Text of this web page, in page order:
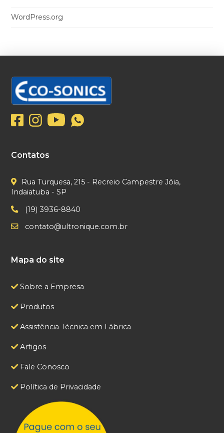
WordPress.org
Contatos
Rua Turquesa, 215 - Recreio Campestre Jóia,
Indaiatuba - SP
(19) 3936-8840
contato@ultronique.com.br
Mapa do site
Sobre a Empresa
Produtos
Assistência Técnica em Fábrica
Artigos
Fale Conosco
Política de Privacidade